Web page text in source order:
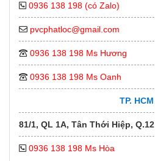
0936 138 198 (có Zalo)
pvcphatloc@gmail.com
0936 138 198 Ms Hương
0936 138 198 Ms Oanh
TP. HCM
81/1, QL 1A, Tân Thới Hiệp, Q.12
0936 138 198 Ms Hòa